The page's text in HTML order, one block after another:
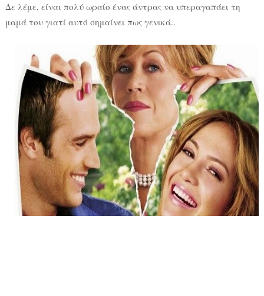
Δε λέμε, είναι πολύ ωραίο ένας άντρας να υπεραγαπάει τη
μαμά του γιατί αυτό σημαίνει πως γενικά..